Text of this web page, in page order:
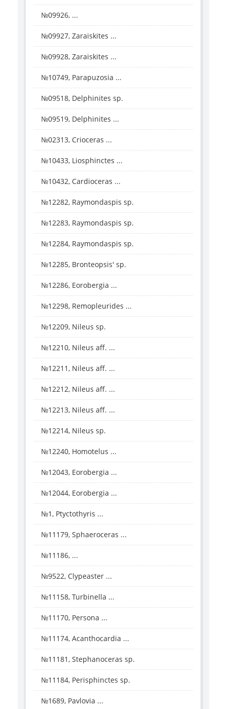
№09926, ...
№09927, Zaraiskites ...
№09928, Zaraiskites ...
№10749, Parapuzosia ...
№09518, Delphinites sp.
№09519, Delphinites ...
№02313, Crioceras ...
№10433, Liosphinctes ...
№10432, Cardioceras ...
№12282, Raymondaspis sp.
№12283, Raymondaspis sp.
№12284, Raymondaspis sp.
№12285, Bronteopsis' sp.
№12286, Eorobergia ...
№12298, Remopleurides ...
№12209, Nileus sp.
№12210, Nileus aff. ...
№12211, Nileus aff. ...
№12212, Nileus aff. ...
№12213, Nileus aff. ...
№12214, Nileus sp.
№12240, Homotelus ...
№12043, Eorobergia ...
№12044, Eorobergia ...
№1, Ptyctothyris ...
№11179, Sphaeroceras ...
№11186, ...
№9522, Clypeaster ...
№11158, Turbinella ...
№11170, Persona ...
№11174, Acanthocardia ...
№11181, Stephanoceras sp.
№11184, Perisphinctes sp.
№1689, Pavlovia ...